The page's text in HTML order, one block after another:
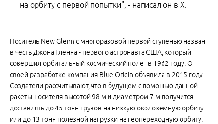
на орбиту с первой попытки", - написал он в X.
Носитель New Glenn с многоразовой первой ступенью назван
в честь Джона Гленна - первого астронавта США, который
совершил орбитальный космический полет в 1962 году. О
своей разработке компания Blue Origin объявила в 2015 году.
Создатели рассчитывают, что в будущем с помощью данной
ракеты-носителя высотой 98 м и диаметром 7 м получится
доставлять до 45 тонн грузов на низкую околоземную орбиту
или до 13 тонн полезной нагрузки на геопереходную орбиту.